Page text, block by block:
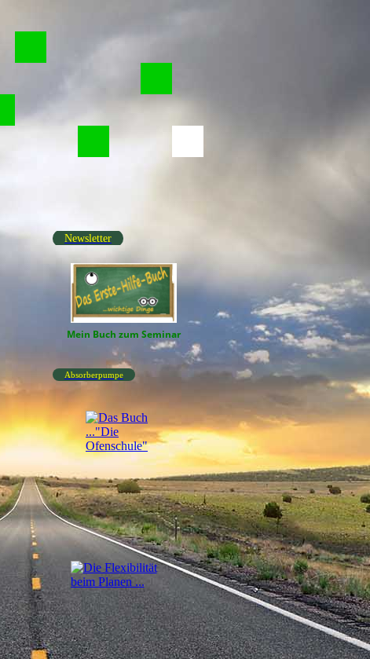
Newsletter
Mein Buch zum Seminar
Absorberpumpe